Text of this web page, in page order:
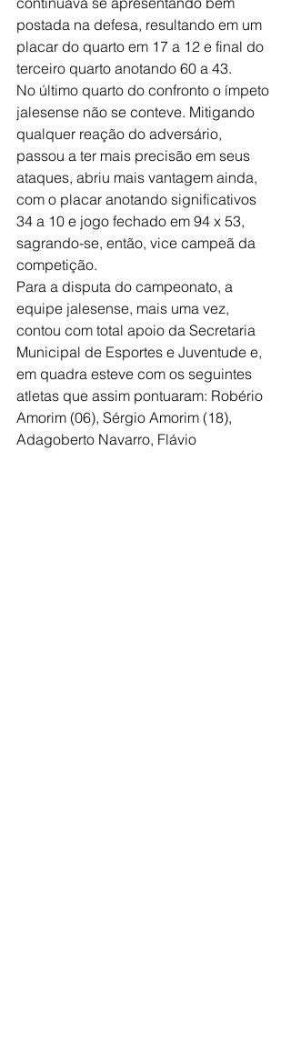
postada na defesa, resultando em um
placar do quarto em 17 a 12 e final do
terceiro quarto anotando 60 a 43.
No último quarto do confronto o ímpeto
jalesense não se conteve. Mitigando
qualquer reação do adversário,
passou a ter mais precisão em seus
ataques, abriu mais vantagem ainda,
com o placar anotando significativos
34 a 10 e jogo fechado em 94 x 53,
sagrando-se, então, vice campeã da
competição.
Para a disputa do campeonato, a
equipe jalesense, mais uma vez,
contou com total apoio da Secretaria
Municipal de Esportes e Juventude e,
em quadra esteve com os seguintes
atletas que assim pontuaram: Robério
Amorim (06), Sérgio Amorim (18),
Adagoberto Navarro, Flávio